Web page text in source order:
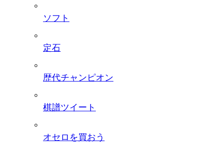
ソフト
定石
歴代チャンピオン
棋譜ツイート
オセロを買おう